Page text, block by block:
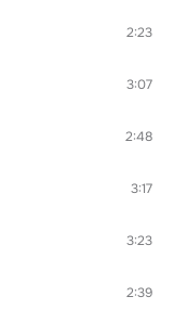
2:23
3:07
2:48
3:17
3:23
2:39